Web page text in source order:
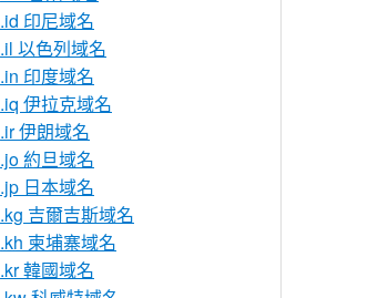
.id 印尼域名
.il 以色列域名
.in 印度域名
.iq 伊拉克域名
.ir 伊朗域名
.jo 約旦域名
.jp 日本域名
.kg 吉爾吉斯域名
.kh 柬埔寨域名
.kr 韓國域名